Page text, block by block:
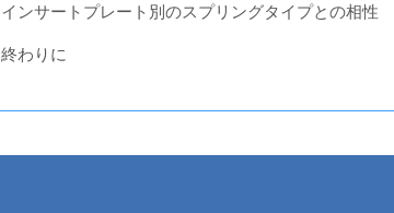
インサートプレート別のスプリングタイプとの相性
終わりに